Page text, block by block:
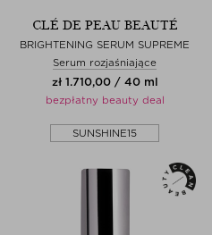
CLÉ DE PEAU BEAUTÉ
BRIGHTENING SERUM SUPREME
Serum rozjaśniające
zł 1.710,00 / 40 ml
bezpłatny beauty deal
SUNSHINE15